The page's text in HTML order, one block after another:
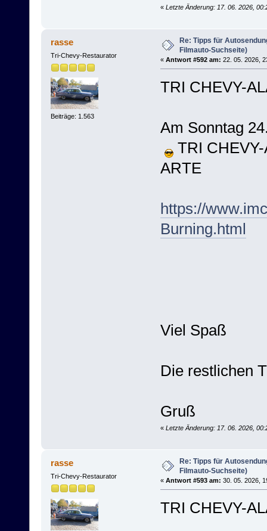
« Letzte Änderung: 17. 06. 2026,
rasse
Tri-Chevy-Restaurator
Beiträge: 1.563
Re: Tipps für
Filmauto-Suchseite)
« Antwort #592 am: 22. 05. 2026,
TRI CHEVY-
Am Sonntag
TRI CHEVY-
ARTE
https://
Burning.html
Viel Spaß
Die restlichen
Gruß
« Letzte Änderung: 17. 06. 2026,
rasse
Tri-Chevy-Restaurator
Re: Tipps für
Filmauto-Suchseite)
« Antwort #593 am: 30. 05. 2026,
TRI CHEVY-